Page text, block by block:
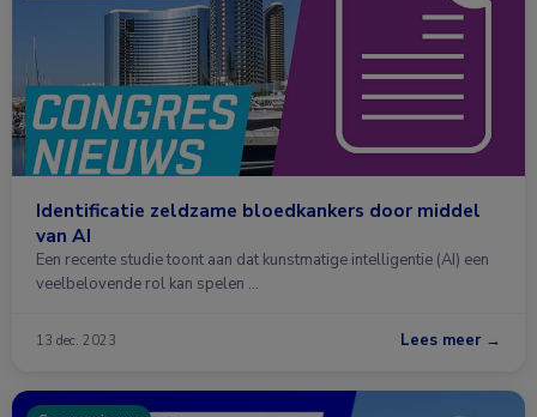
Identificatie zeldzame bloedkankers door middel
van AI
Een recente studie toont aan dat kunstmatige intelligentie (AI) een
veelbelovende rol kan spelen …
13 dec. 2023 Lees meer →